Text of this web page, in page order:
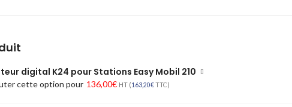
digital K24 pour Stations Easy Mobil 210
cette option pour 136,00€ HT (163,20€TTC)